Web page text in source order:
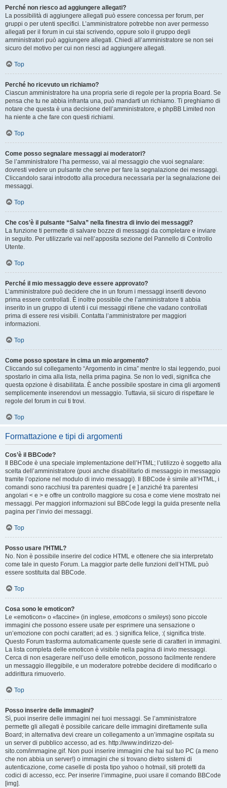
Perché non riesco ad aggiungere allegati?
La possibilità di aggiungere allegati può essere concessa per forum, per
gruppi o per utenti specifici. L’amministratore potrebbe non aver permesso
allegati per il forum in cui stai scrivendo, oppure solo il gruppo degli
amministratori può aggiungere allegati. Chiedi all’amministratore se non sei
sicuro del motivo per cui non riesci ad aggiungere allegati.
Top
Perché ho ricevuto un richiamo?
Ciascun amministratore ha una propria serie di regole per la propria Board. Se
pensa che tu ne abbia infranta una, può mandarti un richiamo. Ti preghiamo di
notare che questa è una decisione dell’amministratore, e phpBB Limited non
ha niente a che fare con questi richiami.
Top
Come posso segnalare messaggi ai moderatori?
Se l’amministratore l’ha permesso, vai al messaggio che vuoi segnalare:
dovresti vedere un pulsante che serve per fare la segnalazione dei messaggi.
Cliccandolo sarai introdotto alla procedura necessaria per la segnalazione dei
messaggi.
Top
Che cos’è il pulsante “Salva” nella finestra di invio dei messaggi?
La funzione ti permette di salvare bozze di messaggi da completare e inviare
in seguito. Per utilizzarle vai nell’apposita sezione del Pannello di Controllo
Utente.
Top
Perché il mio messaggio deve essere approvato?
L’amministratore può decidere che in un forum i messaggi inseriti devono
prima essere controllati. È inoltre possibile che l’amministratore ti abbia
inserito in un gruppo di utenti i cui messaggi ritiene che vadano controllati
prima di essere resi visibili. Contatta l’amministratore per maggiori
informazioni.
Top
Come posso spostare in cima un mio argomento?
Cliccando sul collegamento “Argomento in cima” mentre lo stai leggendo, puoi
spostarlo in cima alla lista, nella prima pagina. Se non lo vedi, significa che
questa opzione è disabilitata. È anche possibile spostare in cima gli argomenti
semplicemente inserendovi un messaggio. Tuttavia, sii sicuro di rispettare le
regole del forum in cui ti trovi.
Top
Formattazione e tipi di argomenti
Cos’è il BBCode?
Il BBCode è una speciale implementazione dell’HTML; l’utilizzo è soggetto alla
scelta dell’amministratore (puoi anche disabilitarlo di messaggio in messaggio
tramite l’opzione nel modulo di invio messaggi). Il BBCode è simile all’HTML, i
comandi sono racchiusi tra parentesi quadre [ e ] anziché tra parentesi
angolari < e > e offre un controllo maggiore su cosa e come viene mostrato nei
messaggi. Per maggiori informazioni sul BBCode leggi la guida presente nella
pagina per l’invio dei messaggi.
Top
Posso usare l’HTML?
No. Non è possibile inserire del codice HTML e ottenere che sia interpretato
come tale in questo Forum. La maggior parte delle funzioni dell’HTML può
essere sostituita dal BBCode.
Top
Cosa sono le emoticon?
Le «emoticon» o «faccine» (in inglese, emoticons o smileys) sono piccole
immagini che possono essere usate per esprimere una sensazione o
un’emozione con pochi caratteri; ad es. :) significa felice, :( significa triste.
Questo Forum trasforma automaticamente queste serie di caratteri in immagini.
La lista completa delle emoticon è visibile nella pagina di invio messaggi.
Cerca di non esagerare nell’uso delle emoticon, possono facilmente rendere
un messaggio illeggibile, e un moderatore potrebbe decidere di modificarlo o
addirittura rimuoverlo.
Top
Posso inserire delle immagini?
Sì, puoi inserire delle immagini nei tuoi messaggi. Se l’amministratore
permette gli allegati è possibile caricare delle immagini direttamente sulla
Board; in alternativa devi creare un collegamento a un’immagine ospitata su
un server di pubblico accesso, ad es. http://www.indirizzo-del-
sito.com/immagine.gif. Non puoi inserire immagini che hai sul tuo PC (a meno
che non abbia un server!) o immagini che si trovano dietro sistemi di
autenticazione, come caselle di posta tipo yahoo o hotmail, siti protetti da
codici di accesso, ecc. Per inserire l’immagine, puoi usare il comando BBCode
[img].